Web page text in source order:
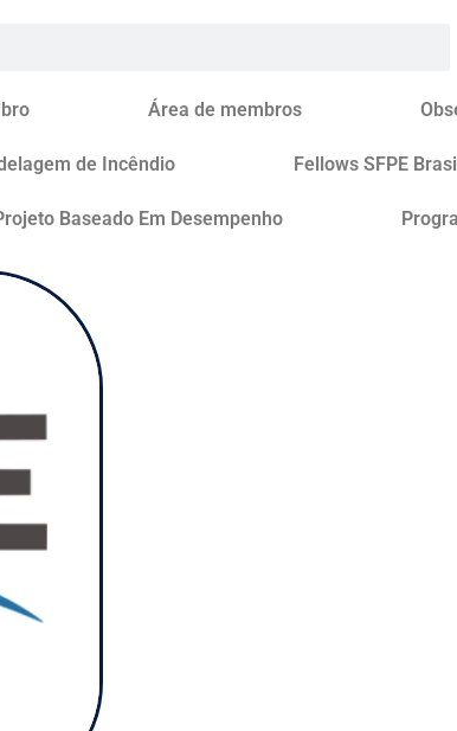
Área de membros
de Incêndio Fellows SFPE
Baseado Em Desempenho